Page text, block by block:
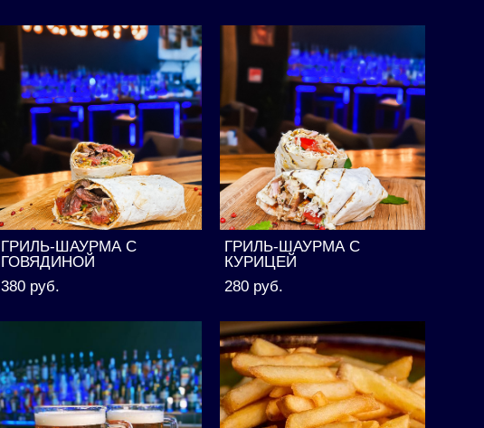
ГРИЛЬ-ШАУРМА С
ГОВЯДИНОЙ
380 pуб.
ГРИЛЬ-ШАУРМА С
КУРИЦЕЙ
280 pуб.